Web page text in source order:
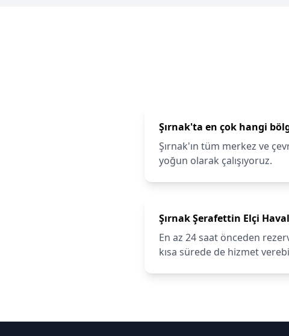
Şırnak'ta en çok hangi
Şırnak'ın tüm merkez ve
yoğun olarak çalışıyoruz.
Şırnak Şerafettin Elçi
En az 24 saat önceden
kısa sürede de hizmet